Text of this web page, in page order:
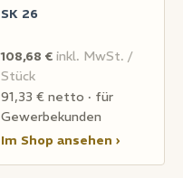
SK 26
108,68 € inkl. MwSt. /
Stück
91,33 € netto · für
Gewerbekunden
Im Shop ansehen ›